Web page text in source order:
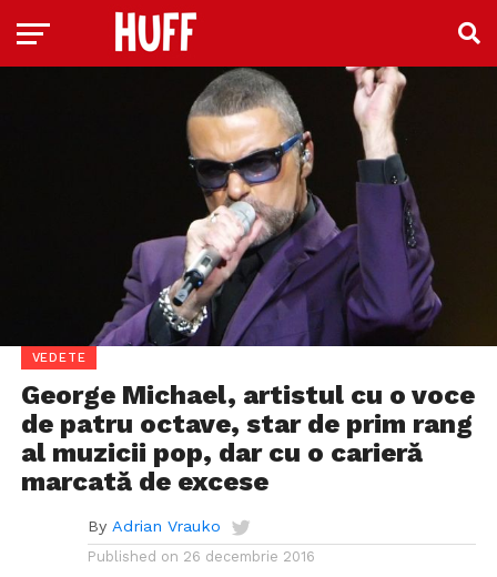
VEDETE
George Michael, artistul cu o voce
de patru octave, star de prim rang
al muzicii pop, dar cu o carieră
marcată de excese
By Adrian Vrauko
Published on 26 decembrie 2016